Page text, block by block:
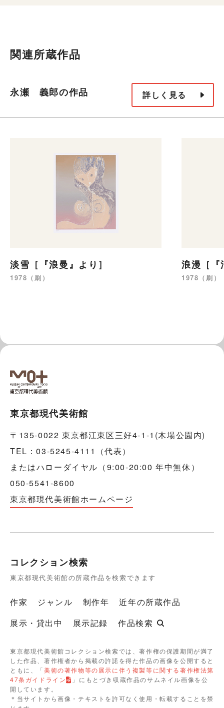
関連所蔵作品
永瀬 義郎の作品 詳しく見る
淡雪［『浪曼』より］
1978（刷）
浪漫［『
1978（刷）
東京都現代美術館
〒135-0022 東京都江東区三好4-1-1(木場公園内)
TEL：03-5245-4111（代表）
またはハローダイヤル（9:00-20:00 年中無休）
050-5541-8600
東京都現代美術館ホームページ
コレクション検索
東京都現代美術館の所蔵作品を検索できます
作家 ジャンル 制作年
近年の所蔵作品
展示・貸出中
展示記録 作品検索
東京都現代美術館コレクション検索では、著作権の保護期間が満了
した作品、著作権者から掲載の許諾を得た作品の画像を公開すると
ともに、「美術の著作物等の展示に伴う複製等に関する著作権法第
47条ガイドライン
」にもとづき収蔵作品のサムネイル画像を公
開しています。
＊当サイトから画像・テキストを許可なく使用・転載することを禁